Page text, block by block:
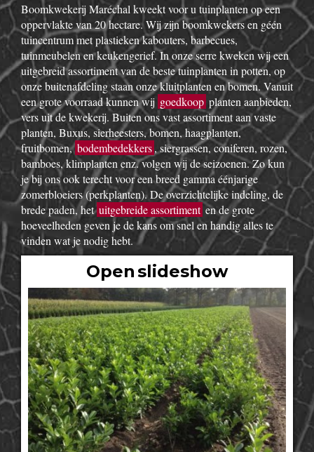
Boomkwekerij Maréchal kweekt voor u tuinplanten op een
oppervlakte van 20 hectare. Wij zijn boomkwekers en géén
tuincentrum met plastieken kabouters, barbecues,
tuinmeubelen en keukengerief. In onze serre kweken wij een
uitgebreid assortiment van de beste tuinplanten in potten, op
onze buitenafdeling staan onze kluitplanten en bomen. Vanuit
een grote voorraad kunnen wij goedkoop planten aanbieden,
vers uit de kwekerij. Buiten ons vast assortiment aan vaste
planten, Buxus, sierheesters, bomen, haagplanten,
fruitbomen,bodembedekkers, siergrassen, coniferen, rozen,
bamboes, klimplanten enz. volgen wij de seizoenen. Zo kun
je bij ons ook terecht voor een breed gamma éénjarige
zomerbloeiers (perkplanten). De overzichtelijke indeling, de
brede paden, hetuitgebreide assortiment en de grote
hoeveelheden geven je de kans om snel en handig alles te
vinden wat je nodig hebt.
Open slideshow